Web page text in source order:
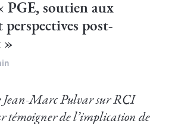
soutien aux
perspectives post-
»
Jean-Marc Pulvar sur RCI
de l’implication de